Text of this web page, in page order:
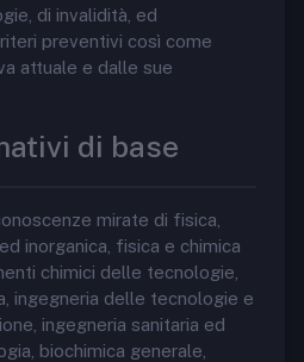
di invalidità, ed
preventivi così come
attuale e dalle sue
di base
mirate di fisica,
inorganica, fisica e chimica
chimici delle tecnologie,
ingegneria delle tecnologie e
ingegneria sanitaria ed
biochimica generale,